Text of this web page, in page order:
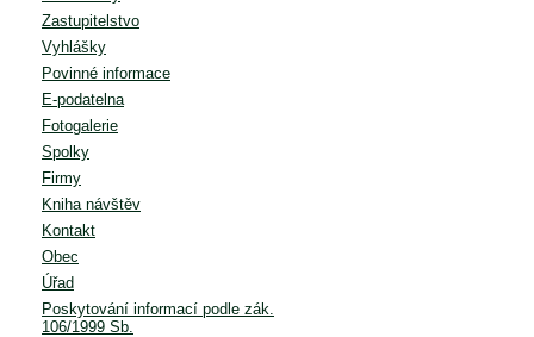
Zastupitelstvo
Vyhlášky
Povinné informace
E-podatelna
Fotogalerie
Spolky
Firmy
Kniha návštěv
Kontakt
Obec
Úřad
Poskytování informací podle zák.
106/1999 Sb.